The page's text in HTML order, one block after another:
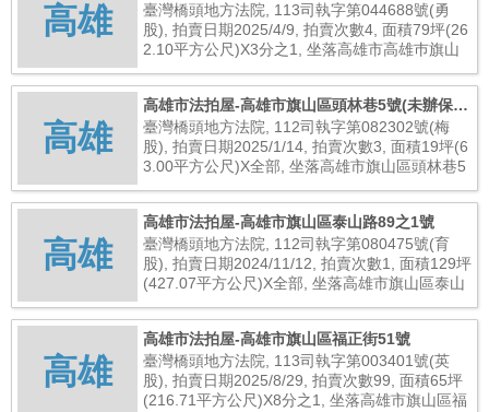
高雄
(未保存登記建物)
臺灣橋頭地方法院, 113司執字第044688號(勇
股), 拍賣日期2025/4/9, 拍賣次數4, 面積79坪(26
2.10平方公尺)X3分之1, 坐落高雄市高雄巿旗山
000元
高雄
高雄市法拍屋-高雄市旗山區頭林巷5號(未辦保存
登記建物)
臺灣橋頭地方法院, 112司執字第082302號(梅
股), 拍賣日期2025/1/14, 拍賣次數3, 面積19坪(6
3.00平方公尺)X全部, 坐落高雄市旗山區頭林巷5
高雄
高雄市法拍屋-高雄市旗山區泰山路89之1號
臺灣橋頭地方法院, 112司執字第080475號(育
股), 拍賣日期2024/11/12, 拍賣次數1, 面積129坪
(427.07平方公尺)X全部, 坐落高雄市旗山區泰山
高雄
高雄市法拍屋-高雄市旗山區福正街51號
臺灣橋頭地方法院, 113司執字第003401號(英
股), 拍賣日期2025/8/29, 拍賣次數99, 面積65坪
(216.71平方公尺)X8分之1, 坐落高雄市旗山區福